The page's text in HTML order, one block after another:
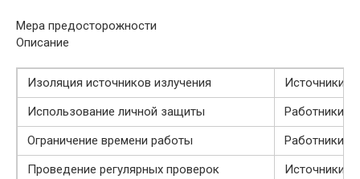
Мера предосторожности
Описание
Изоляция источников излучения
Источники
Использование личной защиты
Работники,
Ограничение времени работы
Работники
Проведение регулярных проверок
Источники